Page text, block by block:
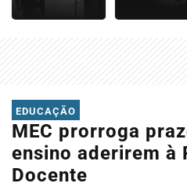
EDUCAÇÃO
MEC prorroga
ensino aderirem à
Docente